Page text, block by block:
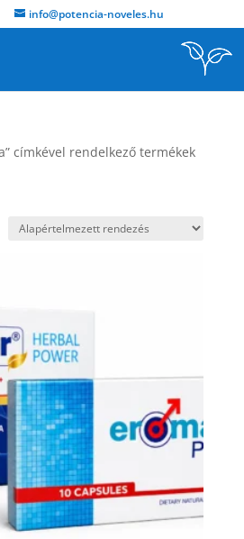
info@potencia-noveles.hu
címkével rendelkező termékek